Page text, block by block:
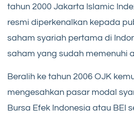
tahun 2000 Jakarta Islamic
resmi diperkenalkan kepada
saham syariah pertama di
saham yang sudah memenuhi
Beralih ke tahun 2006 OJK
mengesahkan pasar modal
Bursa Efek Indonesia atau BEI